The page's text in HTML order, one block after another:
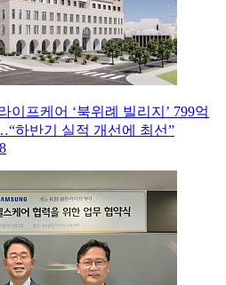
이프케어 ‘북위례 빌리지’ 799억
하반기 실적 개선에 최선”